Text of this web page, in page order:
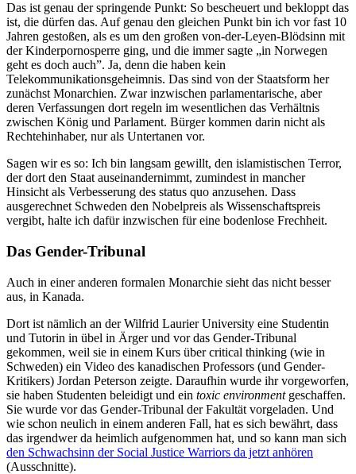
Das ist genau der springende Punkt: So bescheuert und bekloppt das
ist, die dürfen das. Auf genau den gleichen Punkt bin ich vor fast 10
Jahren gestoßen, als es um den großen von-der-Leyen-Blödsinn mit
der Kinderpornosperre ging, und die immer sagte „in Norwegen
geht es doch auch”. Ja, denn die haben kein
Telekommunikationsgeheimnis. Das sind von der Staatsform her
zunächst Monarchien. Zwar inzwischen parlamentarische, aber
deren Verfassungen dort regeln im wesentlichen das Verhältnis
zwischen König und Parlament. Bürger kommen darin nicht als
Rechtehinhaber, nur als Untertanen vor.
Sagen wir es so: Ich bin langsam gewillt, den islamistischen Terror,
der dort den Staat auseinandernimmt, zumindest in mancher
Hinsicht als Verbesserung des status quo anzusehen. Dass
ausgerechnet Schweden den Nobelpreis als Wissenschaftspreis
vergibt, halte ich dafür inzwischen für eine bodenlose Frechheit.
Das Gender-Tribunal
Auch in einer anderen formalen Monarchie sieht das nicht besser
aus, in Kanada.
Dort ist nämlich an der Wilfrid Laurier University eine Studentin
und Tutorin in übel in Ärger und vor das Gender-Tribunal
gekommen, weil sie in einem Kurs über critical thinking (wie in
Schweden) ein Video des kanadischen Professors (und Gender-
Kritikers) Jordan Peterson zeigte. Daraufhin wurde ihr vorgeworfen,
sie haben Studenten beleidigt und ein toxic environmentgeschaffen.
Sie wurde vor das Gender-Tribunal der Fakultät vorgeladen. Und
wie schon neulich in einem anderen Fall, hat es sich bewährt, dass
das irgendwer da heimlich aufgenommen hat, und so kann man sich
den Schwachsinn der Social Justice Warriors da jetzt anhören
(Ausschnitte).